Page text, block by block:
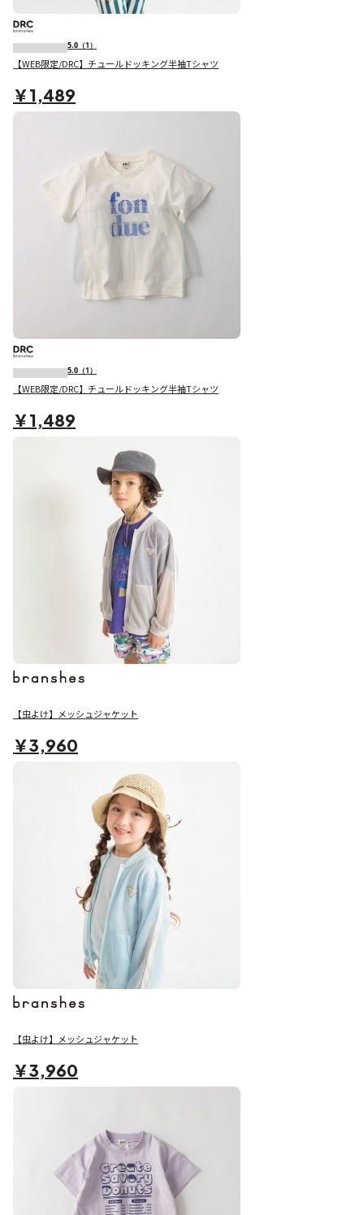
5.0 （1）
【WEB限定/DRC】チュールドッキング半袖Tシャツ
￥1,489
5.0 （1）
【WEB限定/DRC】チュールドッキング半袖Tシャツ
￥1,489
【虫よけ】メッシュジャケット
￥3,960
【虫よけ】メッシュジャケット
￥3,960